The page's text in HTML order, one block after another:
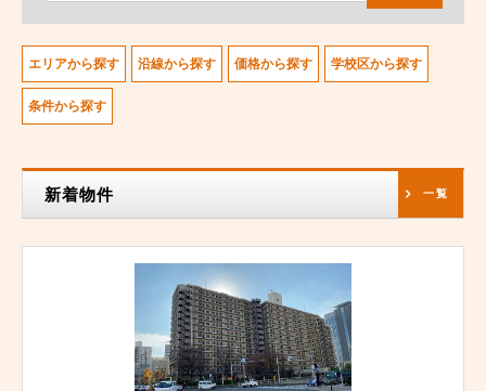
エリアから探す 沿線から探す 価格から探す 学校区から探す
条件から探す
新着物件 一覧